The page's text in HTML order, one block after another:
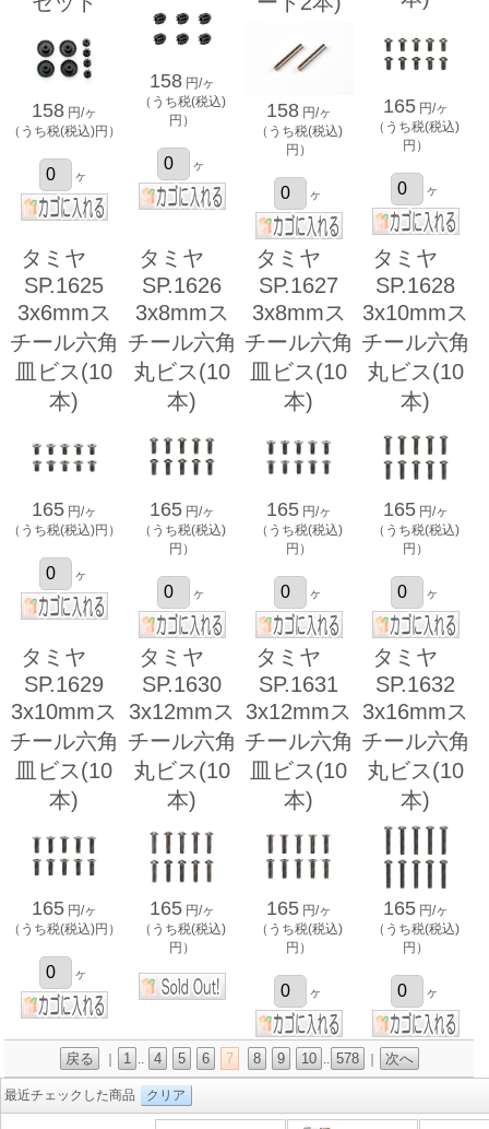
158 円/ヶ
（うち税(税込)円）
ヶ
158 円/ヶ
（うち税(税込)
円）
ヶ
158 円/ヶ
（うち税(税込)
円）
ヶ
165 円/ヶ
（うち税(税込)
円）
ヶ
タミヤ
SP.1625
3x6mmス
チール六角
皿ビス(10
本)
165 円/ヶ
（うち税(税込)円）
ヶ
タミヤ
SP.1626
3x8mmス
チール六角
丸ビス(10
本)
165 円/ヶ
（うち税(税込)
円）
ヶ
タミヤ
SP.1627
3x8mmス
チール六角
皿ビス(10
本)
165 円/ヶ
（うち税(税込)
円）
ヶ
タミヤ
SP.1628
3x10mmス
チール六角
丸ビス(10
本)
165 円/ヶ
（うち税(税込)
円）
ヶ
タミヤ
SP.1629
3x10mmス
チール六角
皿ビス(10
本)
165 円/ヶ
（うち税(税込)円）
ヶ
タミヤ
SP.1630
3x12mmス
チール六角
丸ビス(10
本)
165 円/ヶ
（うち税(税込)
円）
タミヤ
SP.1631
3x12mmス
チール六角
皿ビス(10
本)
165 円/ヶ
（うち税(税込)
円）
ヶ
タミヤ
SP.1632
3x16mmス
チール六角
丸ビス(10
本)
165 円/ヶ
（うち税(税込)
円）
ヶ
戻る 1 .. 4 5 6 7 8 9 10 .. 578 次へ
最近チェックした商品 クリア